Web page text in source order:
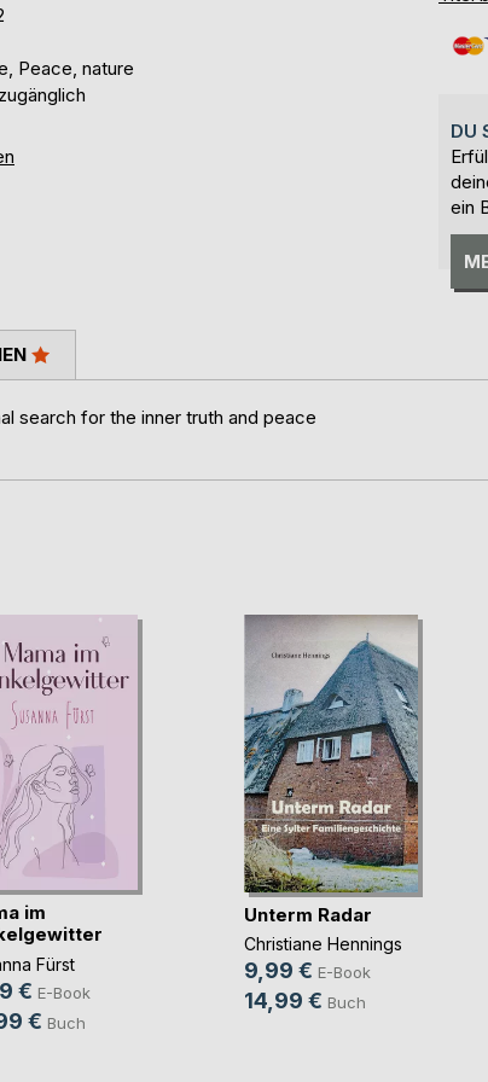
Peace, nature
DU
ein
search for the inner truth and peace
im
Fürst
€ E-Book
€ Buch
Unterm Radar
Christiane Hennings
9,99 € E-Book
14,99 € Buch